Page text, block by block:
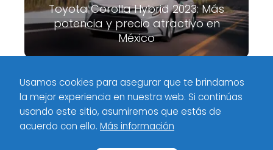
Toyota Corolla Hybrid 2023: Más
potencia y precio atractivo en
México
Meximotores Tag
Ford Puma llega a México: ¡Motorpasión te
cuenta todo!
Políticas de privacidad
Usamos cookies para asegurar que te brindamos
la mejor experiencia en nuestra web. Si continúas
usando este sitio, asumiremos que estás de
acuerdo con ello. Más información